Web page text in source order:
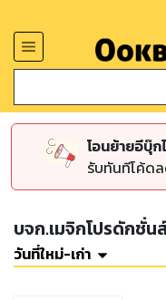
โอนย้ายอีบุ๊
รับทันทีโค้ด
บจก.เมจิกโปรดักชั่น
วันที่ใหม่-เก่า